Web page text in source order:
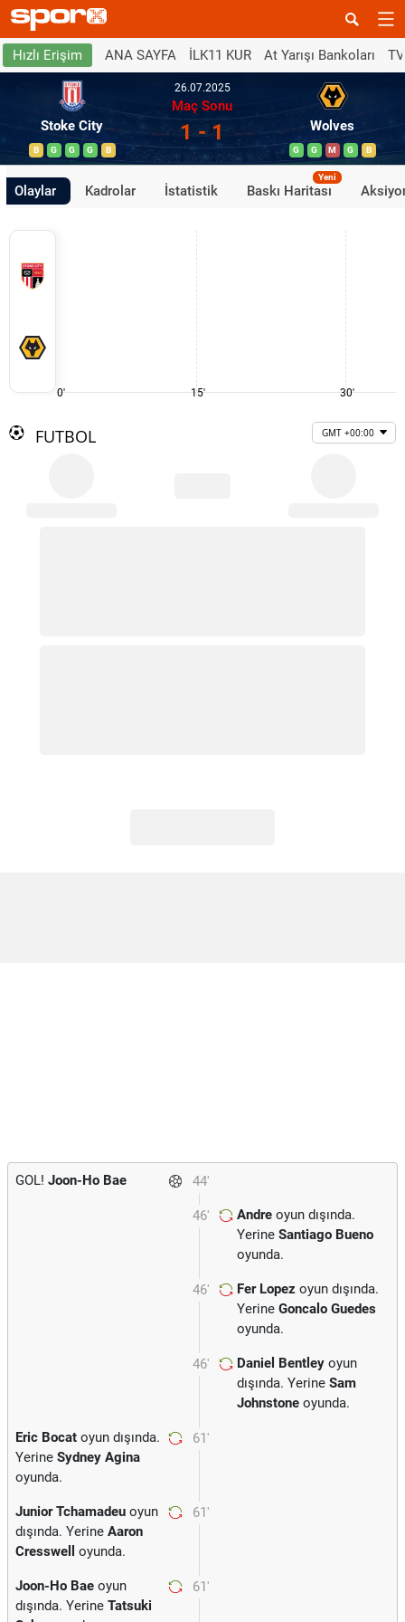
Hızlı Erişim ANA SAYFA İLK11 KUR At Yarışı Bankoları
Stoke City
B G G G B
26.07.2025
Maç Sonu
1 - 1 Wolves
G G M G B
Olaylar Kadrolar İstatistik Baskı Haritası
Yeni
0' 15' 30'
FUTBOL GMT +00:00
44'
GOL! Joon-Ho Bae
46' Andre oyun dışında.
Yerine Santiago Bueno
oyunda.
46' Fer Lopez oyun dışında.
Yerine Goncalo Guedes
oyunda.
46' Daniel Bentley oyun
dışında. Yerine Sam
Johnstone oyunda.
61'
Eric Bocat oyun dışında.
Yerine Sydney Agina
oyunda.
61'
Junior Tchamadeu oyun
dışında. Yerine Aaron
Cresswell
oyunda.
61'
Joon-Ho Bae oyun
dışında. Yerine Tatsuki